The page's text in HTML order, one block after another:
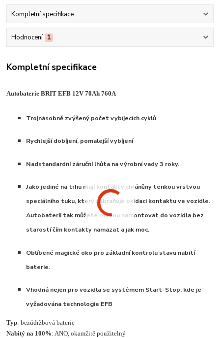
Kompletní specifikace
Hodnocení 1
Kompletní specifikace
Autobaterie BRIT EFB 12V 70Ah 760A
Trojnásobně zvýšený počet vybíjecích cyklů
Rychlejší dobíjení, pomalejší vybíjení
Nadstandardní záruční lhůta na výrobní vady 3 roky.
Jako jediné na trhu mají kontakty chráněny tenkou vrstvou
speciálního tuku, který zabraňuje oxidaci kontaktu ve vozidle.
Autobaterii tak můžete rovnou namontovat do vozidla bez
starostí čím kontakty namazat a jak moc.
Oblíbené magické oko pro základní kontrolu stavu nabití
baterie.
Vhodná nejen pro vozidla se systémem Start-Stop, kde je
vyžadována technologie EFB
Typ: bezúdržbová baterie
Nabitý na 100%: ANO, okamžitě použitelný